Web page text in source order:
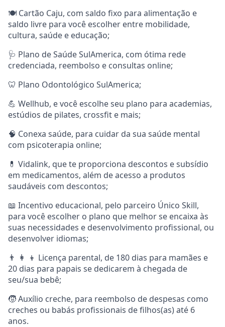
🍽️ Cartão Caju, com saldo fixo para alimentação e
saldo livre para você escolher entre mobilidade,
cultura, saúde e educação;
🩺 Plano de Saúde SulAmerica, com ótima rede
credenciada, reembolso e consultas online;
🦷 Plano Odontológico SulAmerica;
💪 Wellhub, e você escolhe seu plano para academias,
estúdios de pilates, crossfit e mais;
🧠 Conexa saúde, para cuidar da sua saúde mental
com psicoterapia online;
💊 Vidalink, que te proporciona descontos e subsídio
em medicamentos, além de acesso a produtos
saudáveis com descontos;
📖 Incentivo educacional, pelo parceiro Único Skill,
para você escolher o plano que melhor se encaixa às
suas necessidades e desenvolvimento profissional, ou
desenvolver idiomas;
👨 👩 👦 Licença parental, de 180 dias para mamães e
20 dias para papais se dedicarem à chegada de
seu/sua bebê;
🧒 Auxílio creche, para reembolso de despesas como
creches ou babás profissionais de filhos(as) até 6
anos.